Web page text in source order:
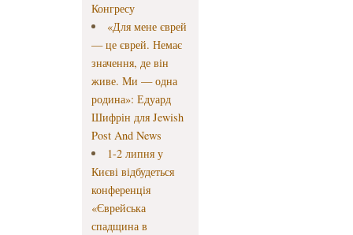
Конгресу
«Для мене єврей
— це єврей. Немає
значення, де він
живе. Ми — одна
родина»: Едуард
Шифрін для Jewish
Post And News
1-2 липня у
Києві відбудеться
конференція
«Єврейська
спадщина в